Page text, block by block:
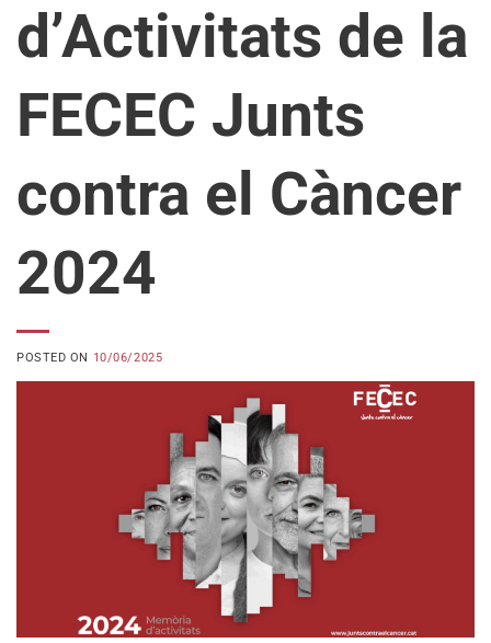
d’Activitats de la
FECEC Junts
contra el Càncer
2024
POSTED ON 10/06/2025